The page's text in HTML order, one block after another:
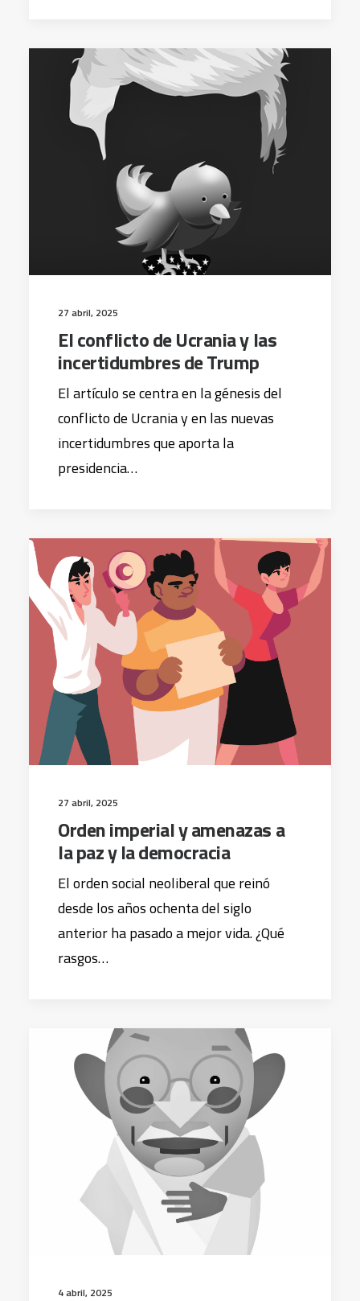
27 abril, 2025
El conflicto de Ucrania y las
incertidumbres de Trump
El artículo se centra en la génesis del
conflicto de Ucrania y en las nuevas
incertidumbres que aporta la
presidencia…
27 abril, 2025
Orden imperial y amenazas a
la paz y la democracia
El orden social neoliberal que reinó
desde los años ochenta del siglo
anterior ha pasado a mejor vida. ¿Qué
rasgos…
4 abril, 2025